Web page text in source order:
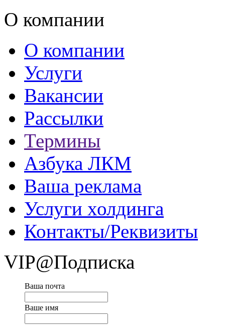
О компании
О компании
Услуги
Вакансии
Рассылки
Термины
Азбука ЛКМ
Ваша реклама
Услуги холдинга
Контакты/Реквизиты
VIP@Подписка
Ваша почта
Ваше имя